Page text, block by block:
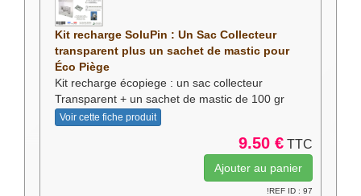
Kit recharge SoluPin : Un Sac Collecteur
transparent plus un sachet de mastic pour
Éco Piège
Kit recharge écopiege : un sac collecteur
Transparent + un sachet de mastic de 100 gr
Voir cette fiche produit
9.50 € TTC
!REF ID : 97